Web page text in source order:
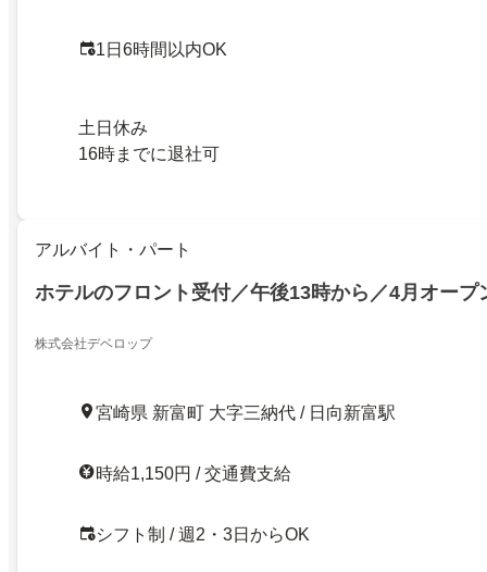
1日6時間以内OK
土日休み
16時までに退社可
アルバイト・パート
ホテルのフロント受付／午後13時から／4月オープ
株式会社デベロップ
宮崎県 新富町 大字三納代 / 日向新富駅
時給1,150円 / 交通費支給
シフト制 / 週2・3日からOK